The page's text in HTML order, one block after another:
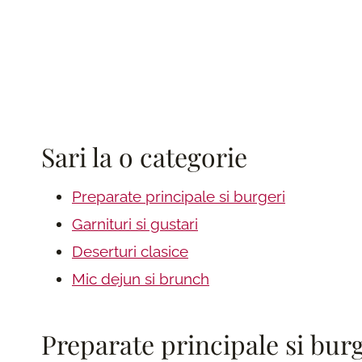
Sari la o categorie
Preparate principale si burgeri
Garnituri si gustari
Deserturi clasice
Mic dejun si brunch
Preparate principale si